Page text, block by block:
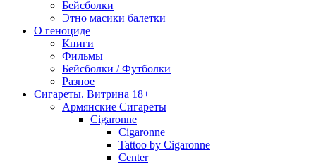
Бейсболки
Этно масики балетки
О геноциде
Книги
Фильмы
Бейсболки / Футболки
Разное
Сигареты. Витрина 18+
Армянские Сигареты
Cigaronne
Cigaronne
Tattoo by Cigaronne
Center